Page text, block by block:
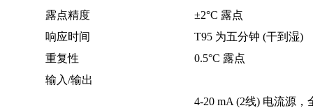
露点精度
±2°C 露点
响应时间
T95 为五分钟 (干到湿)
重复性
0.5°C 露点
输入/输出
4-20 mA (2线) 电流源